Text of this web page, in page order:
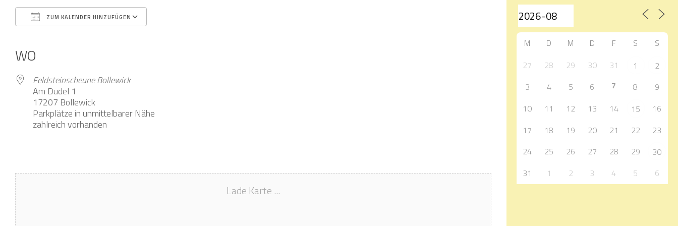
ZUM KALENDER HINZUFÜGEN
WO
Feldsteinscheune Bollewick
Am Dudel 1
17207 Bollewick
Parkplätze in unmittelbarer Nähe
zahlreich vorhanden
Lade Karte ...
M D M D F S S
27 28 29 30 31 1
2
3
4 5 6 7 8
9
10
11 12 13 14 15
16
17
18 19 20 21 22
23
24
25 26 27 28 29
30
31
1 2 3 4 5 6